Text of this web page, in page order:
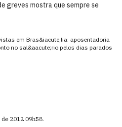
greves mostra que sempre se
em Bras&iacute;lia: aposentadoria
no sal&aacute;rio pelos dias parados
de 2012 09h58.